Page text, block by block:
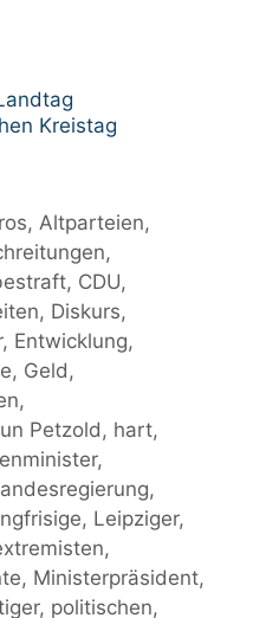
Kreistag
, Altparteien,
,
, CDU,
, Diskurs,
, Entwicklung,
, Geld ,
,
Petzold , hart,
,
,
, Leipziger,
,
, Ministerpräsident,
, politischen,